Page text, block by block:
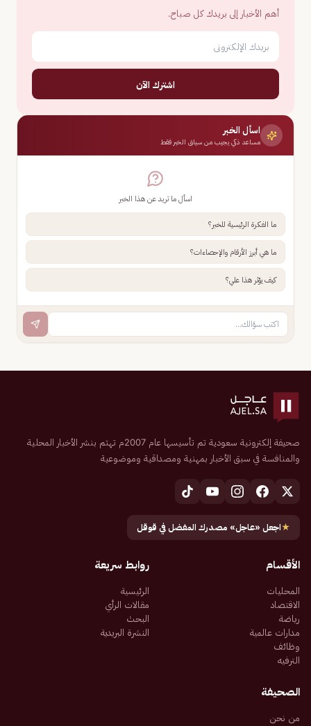
أهم الأخبار إلى بريدك كل صباح.
اشترك الآن
اسأل الخبر
مساعد ذكي يجيب من سياق الخبر فقط
اسأل ما تريد عن هذا الخبر
ما الفكرة الرئيسية للخبر؟
ما هي أبرز الأرقام والإحصاءات؟
كيف يؤثر هذا علي؟
صحيفة إلكترونية سعودية تم تأسيسها عام 2007م تهتم بنشر الأخبار المحلية
والمنافسة في سبق الأخبار بمهنية ومصداقية وموضوعية
★اجعل «عاجل» مصدرك المفضل في قوقل
الأقسام
المحليات
الاقتصاد
رياضة
مدارات عالمية
وظائف
الترفيه
روابط سريعة
الرئيسية
مقالات الرأي
البحث
النشرة البريدية
الصحيفة
من نحن